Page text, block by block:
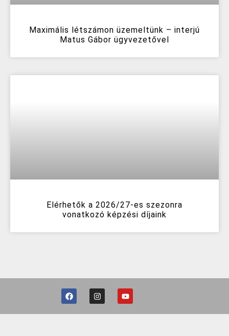
Maximális létszámon üzemeltünk – interjú
Matus Gábor ügyvezetővel
Elérhetők a 2026/27-es szezonra
vonatkozó képzési díjaink